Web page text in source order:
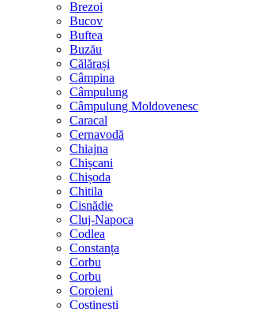
Brezoi
Bucov
Buftea
Buzău
Călărași
Câmpina
Câmpulung
Câmpulung Moldovenesc
Caracal
Cernavodă
Chiajna
Chișcani
Chișoda
Chitila
Cisnădie
Cluj-Napoca
Codlea
Constanța
Corbu
Corbu
Coroieni
Costinești